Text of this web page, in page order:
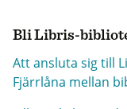
Bli Libris-
Att ansluta sig till
Fjärrlåna mellan